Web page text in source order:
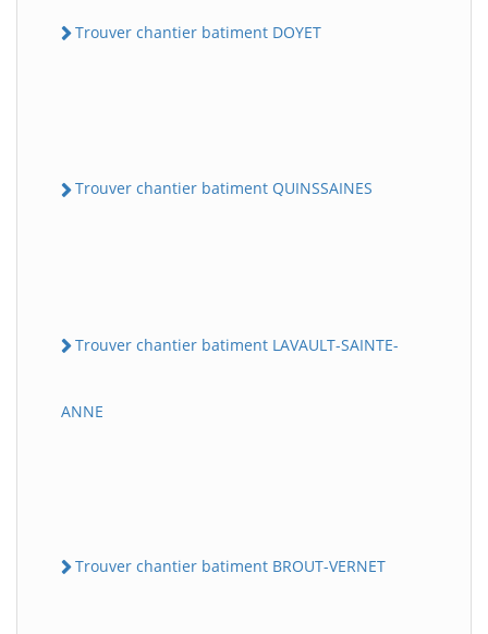
Trouver chantier batiment DOYET
Trouver chantier batiment QUINSSAINES
Trouver chantier batiment LAVAULT-SAINTE-
ANNE
Trouver chantier batiment BROUT-VERNET